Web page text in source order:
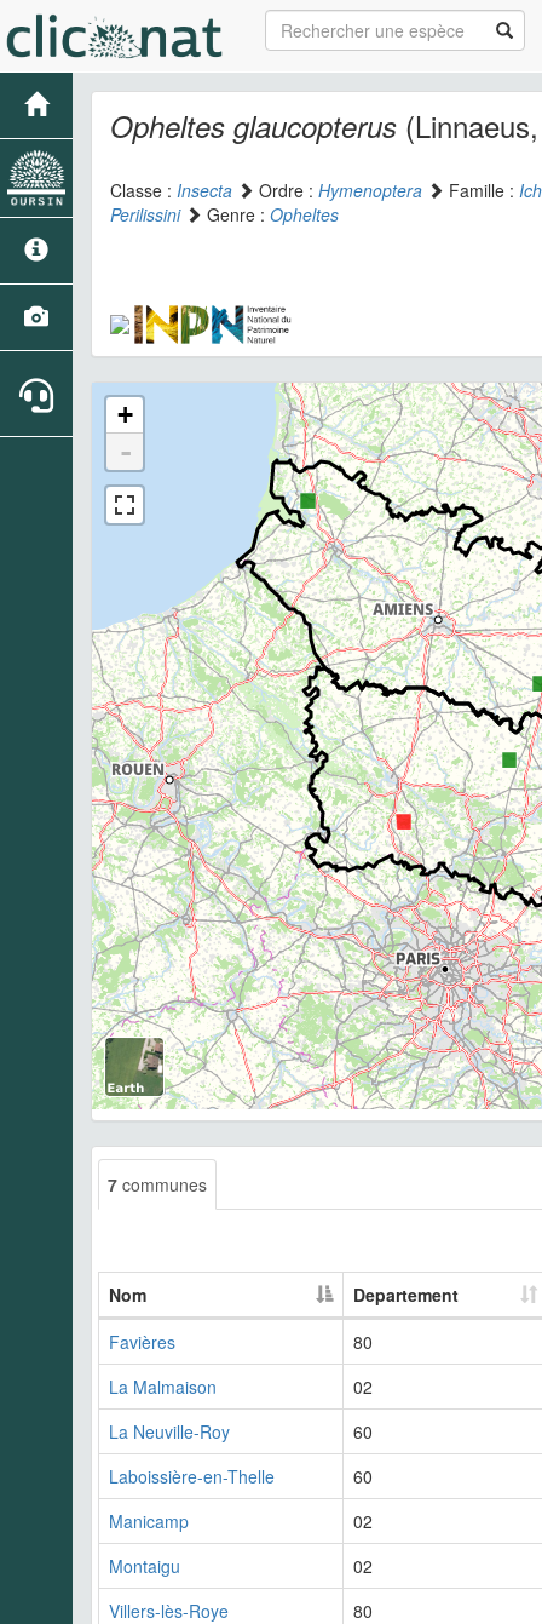
Opheltes glaucopterus
Classe : Insecta Ordre : Hymenoptera Famille :
Perilissini
Genre : Opheltes
+
-
7 communes
Nom
Departement
Favières
80
La Malmaison
02
La Neuville-Roy
60
Laboissière-en-Thelle
60
Manicamp
02
Montaigu
02
Villers-lès-Roye
80